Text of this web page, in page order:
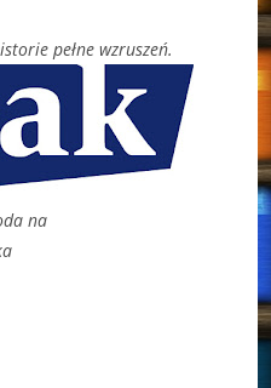
pełne wzruszeń.
na